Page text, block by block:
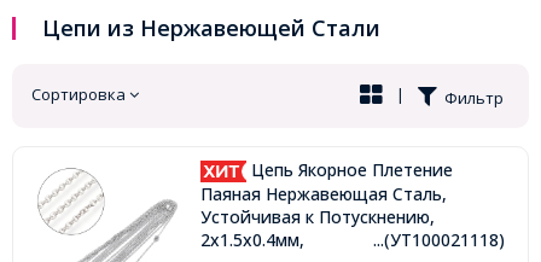
Цепи из Нержавеющей Стали
Сортировка Фильтр
|
Цепь Якорное Плетение
Паяная Нержавеющая Сталь,
Устойчивая к Потускнению,
2x1.5x0.4мм,
...(УТ100021118)